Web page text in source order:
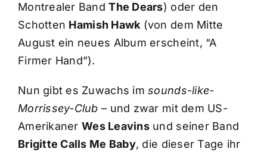
Montrealer BandThe Dears) oder den
Schotten Hamish Hawk (von dem Mitte
August ein neues Album erscheint, “A
Firmer Hand”).
Nun gibt es Zuwachs imsounds-like-
Morrissey-Club – und zwar mit dem US-
Amerikaner Wes Leavinsund seiner Band
Brigitte Calls Me Baby, die dieser Tage ihr